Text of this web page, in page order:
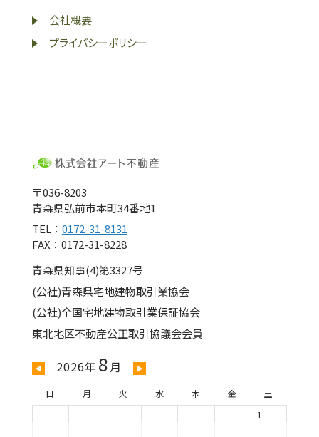
会社概要
プライバシーポリシー
〒036-8203
青森県弘前市本町34番地1
TEL： 0172-31-8131
FAX：0172-31-8228
青森県知事(4)第3327号
(公社)青森県宅地建物取引業協会
(公社)全国宅地建物取引業保証協会
東北地区不動産公正取引協議会会員
◀ 2026年 8月 ▶
日 月 火 水 木 金
土
1